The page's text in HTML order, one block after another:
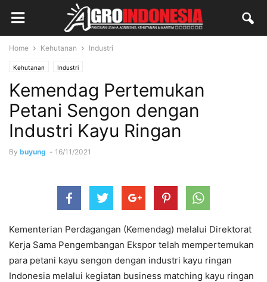
Home Kehutanan Industri
Kehutanan Industri
Kemendag Pertemukan
Petani Sengon dengan
Industri Kayu Ringan
By buyung - 16/11/2021
Kementerian Perdagangan (Kemendag) melalui Direktorat
Kerja Sama Pengembangan Ekspor telah mempertemukan
para petani kayu sengon dengan industri kayu ringan
Indonesia melalui kegiatan business matching kayu ringan